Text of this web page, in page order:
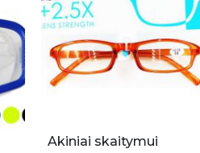
Akiniai skaitymui